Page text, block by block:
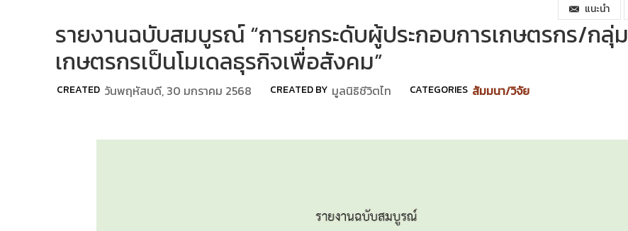
แนะนำ
รายงานฉบับสมบูรณ์ “การยกระดับผู้ประกอบการเกษตรกร/กลุ่ม
เกษตรกรเป็นโมเดลธุรกิจเพื่อสังคม”
CREATED วันพฤหัสบดี, 30 มกราคม 2568 CREATED BY มูลนิธิชีวิตไท CATEGORIES สัมมนา/วิจัย